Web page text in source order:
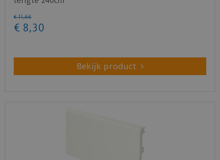
€ 11,66
€ 8,30
Bekijk product